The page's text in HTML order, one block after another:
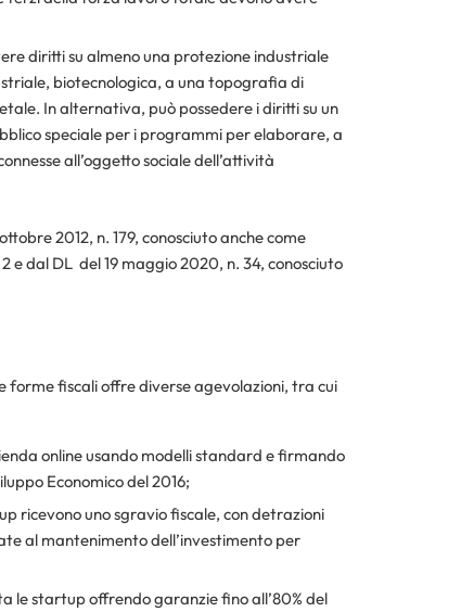
diritti su almeno una protezione industriale
biotecnologica, a una topografia di
In alternativa, può possedere i diritti su un
speciale per i programmi per elaborare, a
all’oggetto sociale dell’attività
2012, n. 179, conosciuto anche come
e dal DL del 19 maggio 2020, n. 34, conosciuto
fiscali offre diverse agevolazioni, tra cui
online usando modelli standard e firmando
Economico del 2016;
ricevono uno sgravio fiscale, con detrazioni
al mantenimento dell’investimento per
le startup offrendo garanzie fino all’80% del